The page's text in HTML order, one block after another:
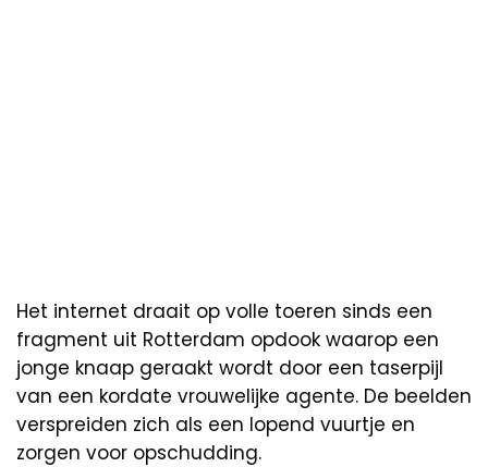
Het internet draait op volle toeren sinds een
fragment uit Rotterdam opdook waarop een
jonge knaap geraakt wordt door een taserpijl
van een kordate vrouwelijke agente. De beelden
verspreiden zich als een lopend vuurtje en
zorgen voor opschudding.